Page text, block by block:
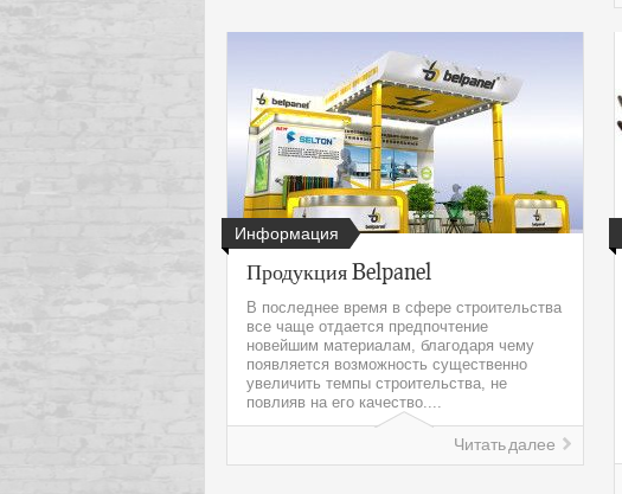
Информация
Продукция Belpanel
В последнее время в сфере строительства
все чаще отдается предпочтение
новейшим материалам, благодаря чему
появляется возможность существенно
увеличить темпы строительства, не
повлияв на его качество....
Читать далее